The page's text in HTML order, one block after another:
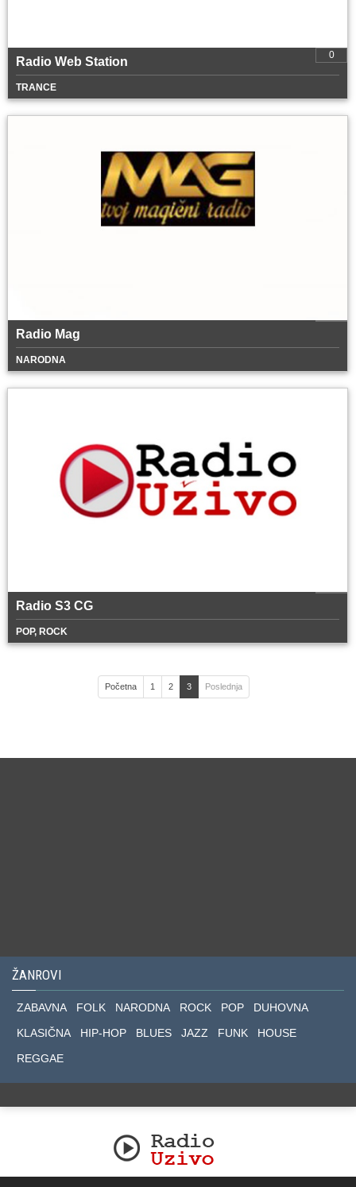
0
Radio Web Station
TRANCE
Radio Mag
NARODNA
Radio S3 CG
POP, ROCK
Početna 1 2 3 Poslednja
ŽANROVI
ZABAVNA FOLK NARODNA ROCK POP
DUHOVNA
KLASIČNA
HIP-HOP BLUES JAZZ FUNK
HOUSE
REGGAE